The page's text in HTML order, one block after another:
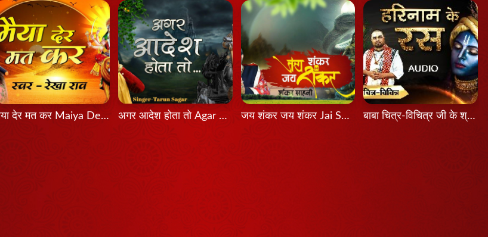
मैया देर मत कर Maiya Der Mat Kar अगर आदेश होता तो Agar Aadesh Hota To जय शंकर जय शंकर Jai Shankar Jai Shankar बाबा चित्र-विचित्र जी के श्री मुख से श्रवण कीजिए श्रीकृष्ण का यह भजन...हरिनाम के रस...latest Bhajan